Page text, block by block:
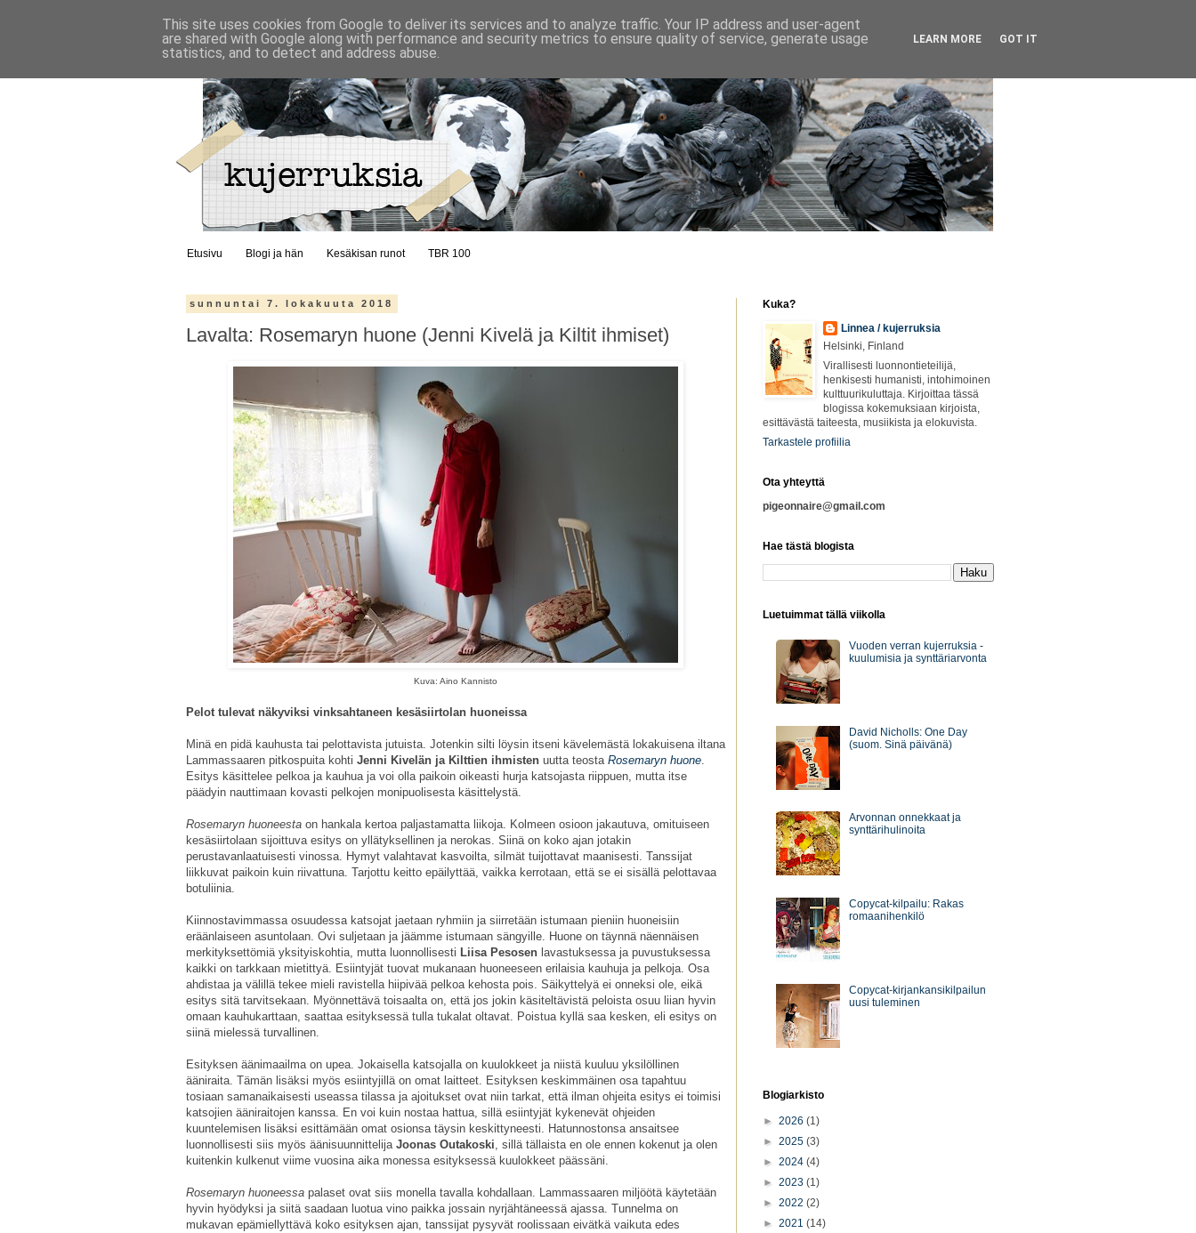
Etusivu Blogi ja hän Kesäkisan runot TBR 100
sunnuntai 7. lokakuuta 2018
Lavalta: Rosemaryn huone (Jenni Kivelä ja Kiltit ihmiset)
Kuva: Aino Kannisto
Pelot tulevat näkyviksi vinksahtaneen kesäsiirtolan huoneissa
Minä en pidä kauhusta tai pelottavista jutuista. Jotenkin silti löysin itseni kävelemästä lokakuisena iltana
Lammassaaren pitkospuita kohti Jenni Kivelän ja Kilttien ihmisten uutta teosta Rosemaryn huone.
Esitys käsittelee pelkoa ja kauhua ja voi olla paikoin oikeasti hurja katsojasta riippuen, mutta itse
päädyin nauttimaan kovasti pelkojen monipuolisesta käsittelystä.
Rosemaryn huoneesta on hankala kertoa paljastamatta liikoja. Kolmeen osioon jakautuva, omituiseen
kesäsiirtolaan sijoittuva esitys on yllätyksellinen ja nerokas. Siinä on koko ajan jotakin
perustavanlaatuisesti vinossa. Hymyt valahtavat kasvoilta, silmät tuijottavat maanisesti. Tanssijat
liikkuvat paikoin kuin riivattuna. Tarjottu keitto epäilyttää, vaikka kerrotaan, että se ei sisällä pelottavaa
botuliinia.
Kiinnostavimmassa osuudessa katsojat jaetaan ryhmiin ja siirretään istumaan pieniin huoneisiin
eräänlaiseen asuntolaan. Ovi suljetaan ja jäämme istumaan sängyille. Huone on täynnä näennäisen
merkityksettömiä yksityiskohtia, mutta luonnollisesti Liisa Pesosen lavastuksessa ja puvustuksessa
kaikki on tarkkaan mietittyä. Esiintyjät tuovat mukanaan huoneeseen erilaisia kauhuja ja pelkoja. Osa
ahdistaa ja välillä tekee mieli ravistella hiipivää pelkoa kehosta pois. Säikyttelyä ei onneksi ole, eikä
esitys sitä tarvitsekaan. Myönnettävä toisaalta on, että jos jokin käsiteltävistä peloista osuu liian hyvin
omaan kauhukarttaan, saattaa esityksessä tulla tukalat oltavat. Poistua kyllä saa kesken, eli esitys on
siinä mielessä turvallinen.
Esityksen äänimaailma on upea. Jokaisella katsojalla on kuulokkeet ja niistä kuuluu yksilöllinen
ääniraita. Tämän lisäksi myös esiintyjillä on omat laitteet. Esityksen keskimmäinen osa tapahtuu
tosiaan samanaikaisesti useassa tilassa ja ajoitukset ovat niin tarkat, että ilman ohjeita esitys ei toimisi
katsojien ääniraitojen kanssa. En voi kuin nostaa hattua, sillä esiintyjät kykenevät ohjeiden
kuuntelemisen lisäksi esittämään omat osionsa täysin keskittyneesti. Hatunnostonsa ansaitsee
luonnollisesti siis myös äänisuunnittelija Joonas Outakoski, sillä tällaista en ole ennen kokenut ja olen
kuitenkin kulkenut viime vuosina aika monessa esityksessä kuulokkeet päässäni.
Rosemaryn huoneessa palaset ovat siis monella tavalla kohdallaan. Lammassaaren miljöötä käytetään
hyvin hyödyksi ja siitä saadaan luotua vino paikka jossain nyrjähtäneessä ajassa. Tunnelma on
mukavan epämiellyttävä koko esityksen ajan, tanssijat pysyvät roolissaan eivätkä vaikuta edes
Kuka?
Linnea / kujerruksia
Helsinki, Finland
Virallisesti luonnontieteilijä,
henkisesti humanisti, intohimoinen
kulttuurikuluttaja. Kirjoittaa tässä
blogissa kokemuksiaan kirjoista,
esittävästä taiteesta, musiikista ja elokuvista.
Tarkastele profiilia
Ota yhteyttä
pigeonnaire@gmail.com
Hae tästä blogista
Luetuimmat tällä viikolla
Vuoden verran kujerruksia -
kuulumisia ja synttäriarvonta
David Nicholls: One Day
(suom. Sinä päivänä)
Arvonnan onnekkaat ja
synttärihulinoita
Copycat-kilpailu: Rakas
romaanihenkilö
Copycat-kirjankansikilpailun
uusi tuleminen
Blogiarkisto
► 2026 (1)
► 2025 (3)
► 2024 (4)
► 2023 (1)
► 2022 (2)
► 2021 (14)
This site uses cookies from Google to deliver its services and to analyze traffic. Your IP address and user-agent
are shared with Google along with performance and security metrics to ensure quality of service, generate usage
statistics, and to detect and address abuse.
LEARN MORE GOT IT